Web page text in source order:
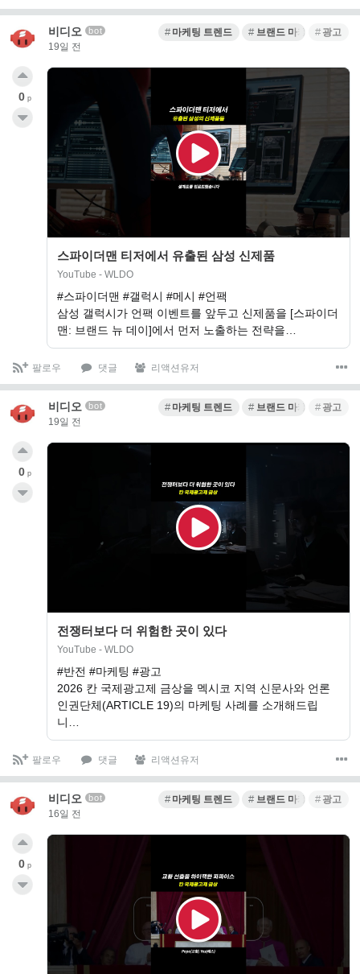
비디오 bot
19일 전
마케팅 트렌드 브랜드 마케팅 광고
스파이더맨 티저에서 유출된 삼성 신제품
YouTube - WLDO
#스파이더맨 #갤럭시 #메시 #언팩
삼성 갤럭시가 언팩 이벤트를 앞두고 신제품을 [스파이더
맨: 브랜드 뉴 데이]에서 먼저 노출하는 전략을…
0 p
팔로우 댓글 리액션유저
비디오 bot
19일 전
마케팅 트렌드 브랜드 마케팅 광고
전쟁터보다 더 위험한 곳이 있다
YouTube - WLDO
#반전 #마케팅 #광고
2026 칸 국제광고제 금상을 멕시코 지역 신문사와 언론
인권단체(ARTICLE 19)의 마케팅 사례를 소개해드립
니…
0 p
팔로우 댓글 리액션유저
비디오 bot
16일 전
마케팅 트렌드 브랜드 마케팅 광고
0 p